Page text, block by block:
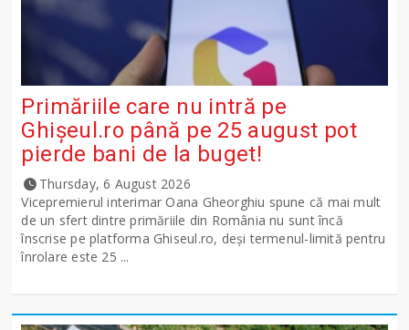
Primăriile care nu intră pe
Ghişeul.ro până pe 25 august pot
pierde bani de la buget!
Thursday, 6 August 2026
Vicepremierul interimar Oana Gheorghiu spune că mai mult
de un sfert dintre primăriile din România nu sunt încă
înscrise pe platforma Ghiseul.ro, deși termenul-limită pentru
înrolare este 25 ...